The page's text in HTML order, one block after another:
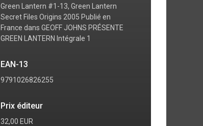
Green Lantern #1-13, Green Lantern
Secret Files Origins 2005 Publié en
France dans GEOFF JOHNS PRÉSENTE
GREEN LANTERN Intégrale 1
EAN-13
9791026826255
Prix éditeur
32,00 EUR